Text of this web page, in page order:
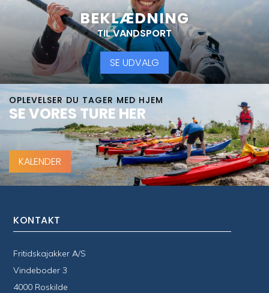
BEKLÆDNING
TIL VANDSPORT
SE UDVALG
OPLEVELSER DU TAGER MED HJEM
SE VORES TURE HER
KALENDER
KONTAKT
Fritidskajakker A/S
Vindeboder 3
4000 Roskilde